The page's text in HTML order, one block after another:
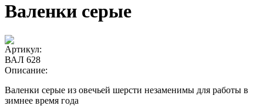
Валенки серые
Артикул:
ВАЛ 628
Описание:
Валенки серые из овечьей шерсти незаменимы для работы в
зимнее время года